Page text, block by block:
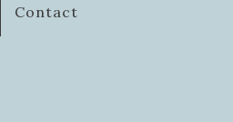
Contact